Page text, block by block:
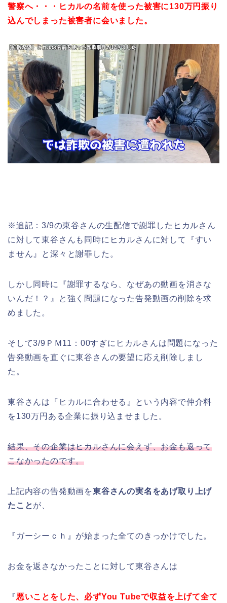
警察へ・・・ヒカルの名前を使った被害に130万円振り
込んでしまった被害者に会いました。
※追記：3/9の東谷さんの生配信で謝罪したヒカルさん
に対して東谷さんも同時にヒカルさんに対して『すい
ません』と深々と謝罪した。
しかし同時に『謝罪するなら、なぜあの動画を消さな
いんだ！？』と強く問題になった告発動画の削除を求
めました。
そして3/9ＰＭ11：00すぎにヒカルさんは問題になった
告発動画を直ぐに東谷さんの要望に応え削除しまし
た。
東谷さんは『ヒカルに合わせる』という内容で仲介料
を130万円ある企業に振り込ませました。
結果、その企業はヒカルさんに会えず、お金も返って
こなかったのです。
上記内容の告発動画を東谷さんの実名をあげ取り上げ
たことが、
『ガーシーｃｈ』が始まった全てのきっかけでした。
お金を返さなかったことに対して東谷さんは
『悪いことをした、必ずYou Tubeで収益を上げて全て